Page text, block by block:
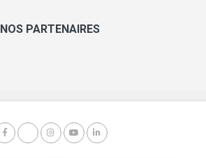
NOS PARTENAIRES